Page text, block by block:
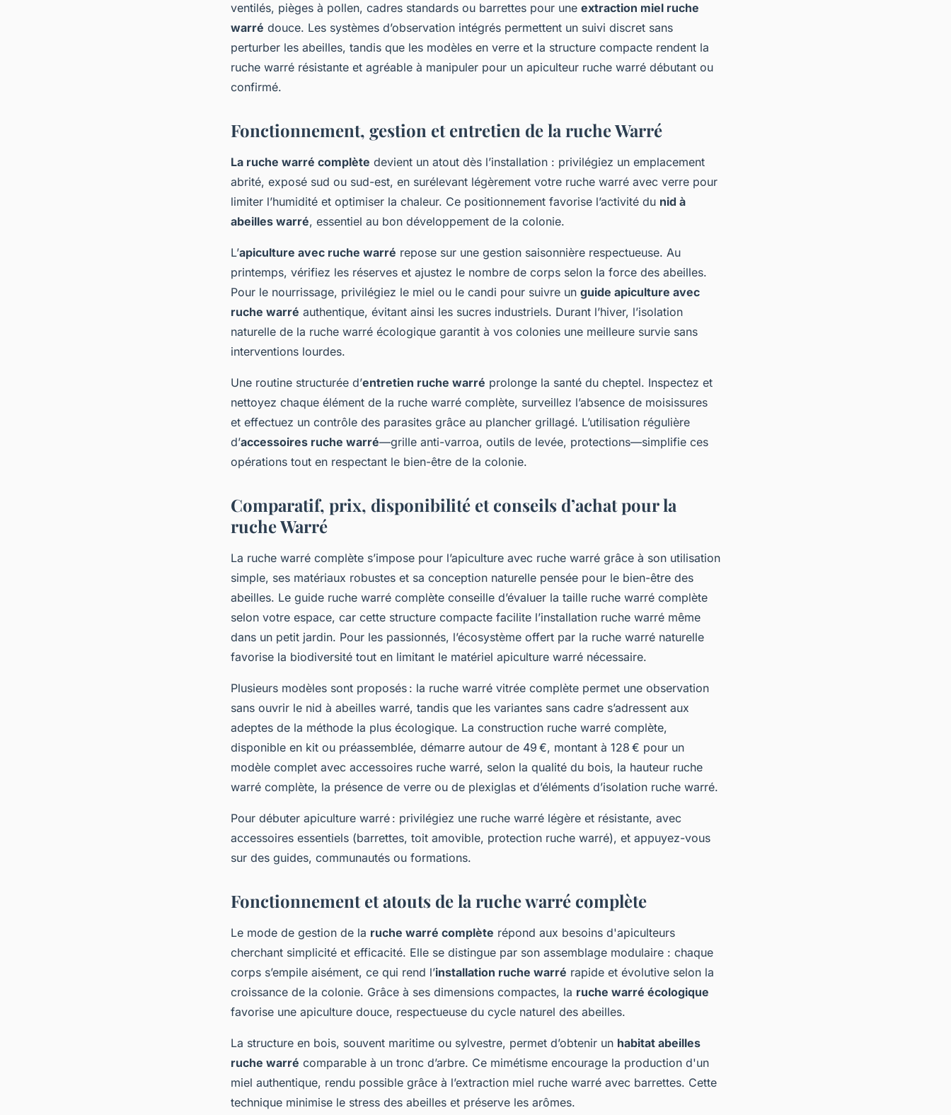
ventilés, pièges à pollen, cadres standards ou barrettes pour une extraction miel ruche
warré douce. Les systèmes d’observation intégrés permettent un suivi discret sans
perturber les abeilles, tandis que les modèles en verre et la structure compacte rendent la
ruche warré résistante et agréable à manipuler pour un apiculteur ruche warré débutant ou
confirmé.
Fonctionnement, gestion et entretien de la ruche Warré
La ruche warré complète devient un atout dès l’installation : privilégiez un emplacement
abrité, exposé sud ou sud-est, en surélevant légèrement votre ruche warré avec verre pour
limiter l’humidité et optimiser la chaleur. Ce positionnement favorise l’activité du nid à
abeilles warré, essentiel au bon développement de la colonie.
L’apiculture avec ruche warré repose sur une gestion saisonnière respectueuse. Au
printemps, vérifiez les réserves et ajustez le nombre de corps selon la force des abeilles.
Pour le nourrissage, privilégiez le miel ou le candi pour suivre un guide apiculture avec
ruche warré authentique, évitant ainsi les sucres industriels. Durant l’hiver, l’isolation
naturelle de la ruche warré écologique garantit à vos colonies une meilleure survie sans
interventions lourdes.
Une routine structurée d’entretien ruche warré prolonge la santé du cheptel. Inspectez et
nettoyez chaque élément de la ruche warré complète, surveillez l’absence de moisissures
et effectuez un contrôle des parasites grâce au plancher grillagé. L’utilisation régulière
d’accessoires ruche warré—grille anti-varroa, outils de levée, protections—simplifie ces
opérations tout en respectant le bien-être de la colonie.
Comparatif, prix, disponibilité et conseils d’achat pour la
ruche Warré
La ruche warré complète s’impose pour l’apiculture avec ruche warré grâce à son utilisation
simple, ses matériaux robustes et sa conception naturelle pensée pour le bien-être des
abeilles. Le guide ruche warré complète conseille d’évaluer la taille ruche warré complète
selon votre espace, car cette structure compacte facilite l’installation ruche warré même
dans un petit jardin. Pour les passionnés, l’écosystème offert par la ruche warré naturelle
favorise la biodiversité tout en limitant le matériel apiculture warré nécessaire.
Plusieurs modèles sont proposés : la ruche warré vitrée complète permet une observation
sans ouvrir le nid à abeilles warré, tandis que les variantes sans cadre s’adressent aux
adeptes de la méthode la plus écologique. La construction ruche warré complète,
disponible en kit ou préassemblée, démarre autour de 49 €, montant à 128 € pour un
modèle complet avec accessoires ruche warré, selon la qualité du bois, la hauteur ruche
warré complète, la présence de verre ou de plexiglas et d’éléments d’isolation ruche warré.
Pour débuter apiculture warré : privilégiez une ruche warré légère et résistante, avec
accessoires essentiels (barrettes, toit amovible, protection ruche warré), et appuyez-vous
sur des guides, communautés ou formations.
Fonctionnement et atouts de la ruche warré complète
Le mode de gestion de la ruche warré complète répond aux besoins d'apiculteurs
cherchant simplicité et efficacité. Elle se distingue par son assemblage modulaire : chaque
corps s’empile aisément, ce qui rend l’installation ruche warré rapide et évolutive selon la
croissance de la colonie. Grâce à ses dimensions compactes, la ruche warré écologique
favorise une apiculture douce, respectueuse du cycle naturel des abeilles.
La structure en bois, souvent maritime ou sylvestre, permet d’obtenir un habitat abeilles
ruche warré comparable à un tronc d’arbre. Ce mimétisme encourage la production d'un
miel authentique, rendu possible grâce à l’extraction miel ruche warré avec barrettes. Cette
technique minimise le stress des abeilles et préserve les arômes.